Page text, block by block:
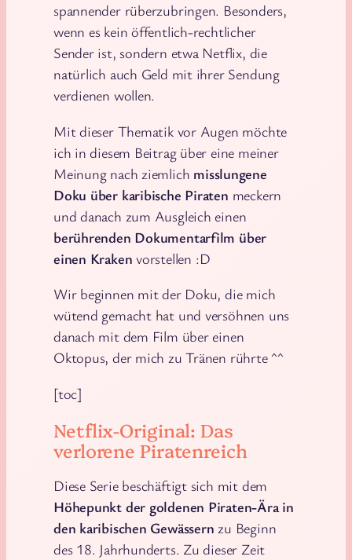
spannender rüberzubringen. Besonders,
wenn es kein öffentlich-rechtlicher
Sender ist, sondern etwa Netflix, die
natürlich auch Geld mit ihrer Sendung
verdienen wollen.
Mit dieser Thematik vor Augen möchte
ich in diesem Beitrag über eine meiner
Meinung nach ziemlich misslungene
Doku über karibische Piraten meckern
und danach zum Ausgleich einen
berührenden Dokumentarfilm über
einen Kraken vorstellen :D
Wir beginnen mit der Doku, die mich
wütend gemacht hat und versöhnen uns
danach mit dem Film über einen
Oktopus, der mich zu Tränen rührte ^^
[toc]
Netflix-Original: Das
verlorene Piratenreich
Diese Serie beschäftigt sich mit dem
Höhepunkt der goldenen Piraten-Ära in
den karibischen Gewässern zu Beginn
des 18. Jahrhunderts. Zu dieser Zeit